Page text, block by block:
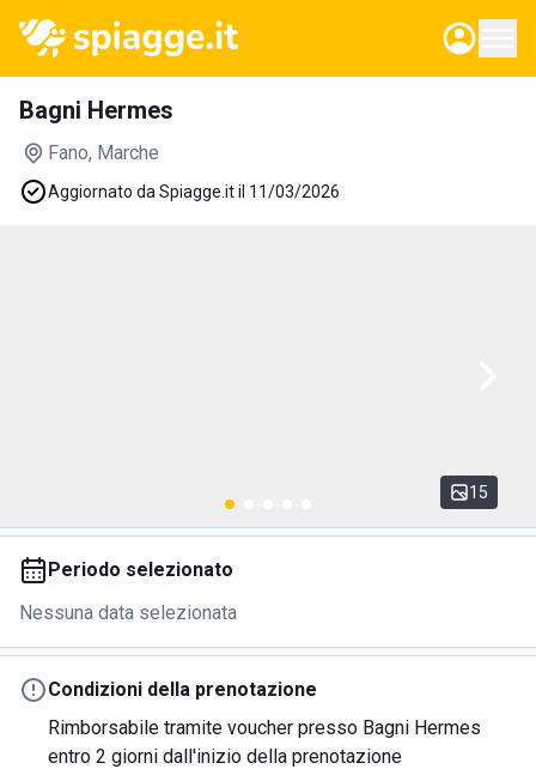
Bagni Hermes
Fano, Marche
Aggiornato da Spiagge.it il 11/03/2026
15
Periodo selezionato
Nessuna data selezionata
Condizioni della prenotazione
Rimborsabile tramite voucher presso Bagni Hermes
entro 2 giorni dall'inizio della prenotazione